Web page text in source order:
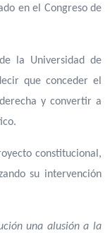
en el Congreso de
la Universidad de
que conceder el
y convertir a
constitucional,
su intervención
una alusión a la